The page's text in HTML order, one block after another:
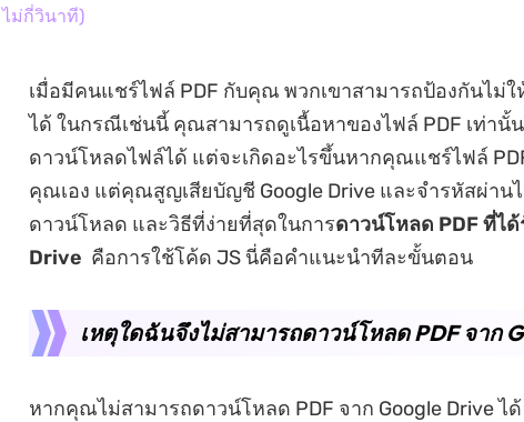
ไม่กี่วินาที)
เมื่อมีคนแชร์ไฟล์ PDF กับคุณ พวกเขาสามารถป้องกันไม่
ได้ ในกรณีเช่นนี้ คุณสามารถดูเนื้อหาของไฟล์ PDF เท่านั้
ดาวน์โหลดไฟล์ได้ แต่จะเกิดอะไรขึ้นหากคุณแชร์ไฟล์
คุณเอง แต่คุณสูญเสียบัญชี Google Drive และจำรหัสผ่า
ดาวน์โหลด และวิธีที่ง่ายที่สุดในการดาวน์โหลด PDF ที่ไ
Drive คือการใช้โค้ด JS นี่คือคำแนะนำทีละขั้นตอน
เหตุใดฉันจึงไม่สามารถดาวน์โหลด PDF จาก
หากคุณไม่สามารถดาวน์โหลด PDF จาก Google Drive ไ